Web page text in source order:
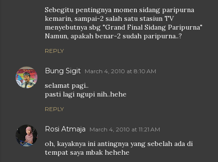
Sebegitu pentingnya momen sidang paripurna
kemarin, sampai-2 salah satu stasiun TV
menyebutnya sbg "Grand Final Sidang Paripurna"
Namun, apakah benar-2 sudah paripurna..?
REPLY
Bung Sigit March 4, 2010 at 8:10 AM
selamat pagi..
pasti lagi ngupi nih..hehe
REPLY
Rosi Atmaja March 4, 2010 at 11:21 AM
oh, kayaknya ini antingnya yang sebelah ada di
tempat saya mbak hehehe